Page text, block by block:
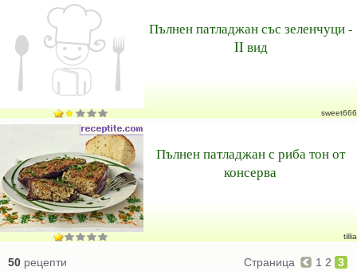
Пълнен патладжан със зеленчуци -
II вид
sweet666
Пълнен патладжан с риба тон от
консерва
tillia
50 рецепти Страница 1 2 3